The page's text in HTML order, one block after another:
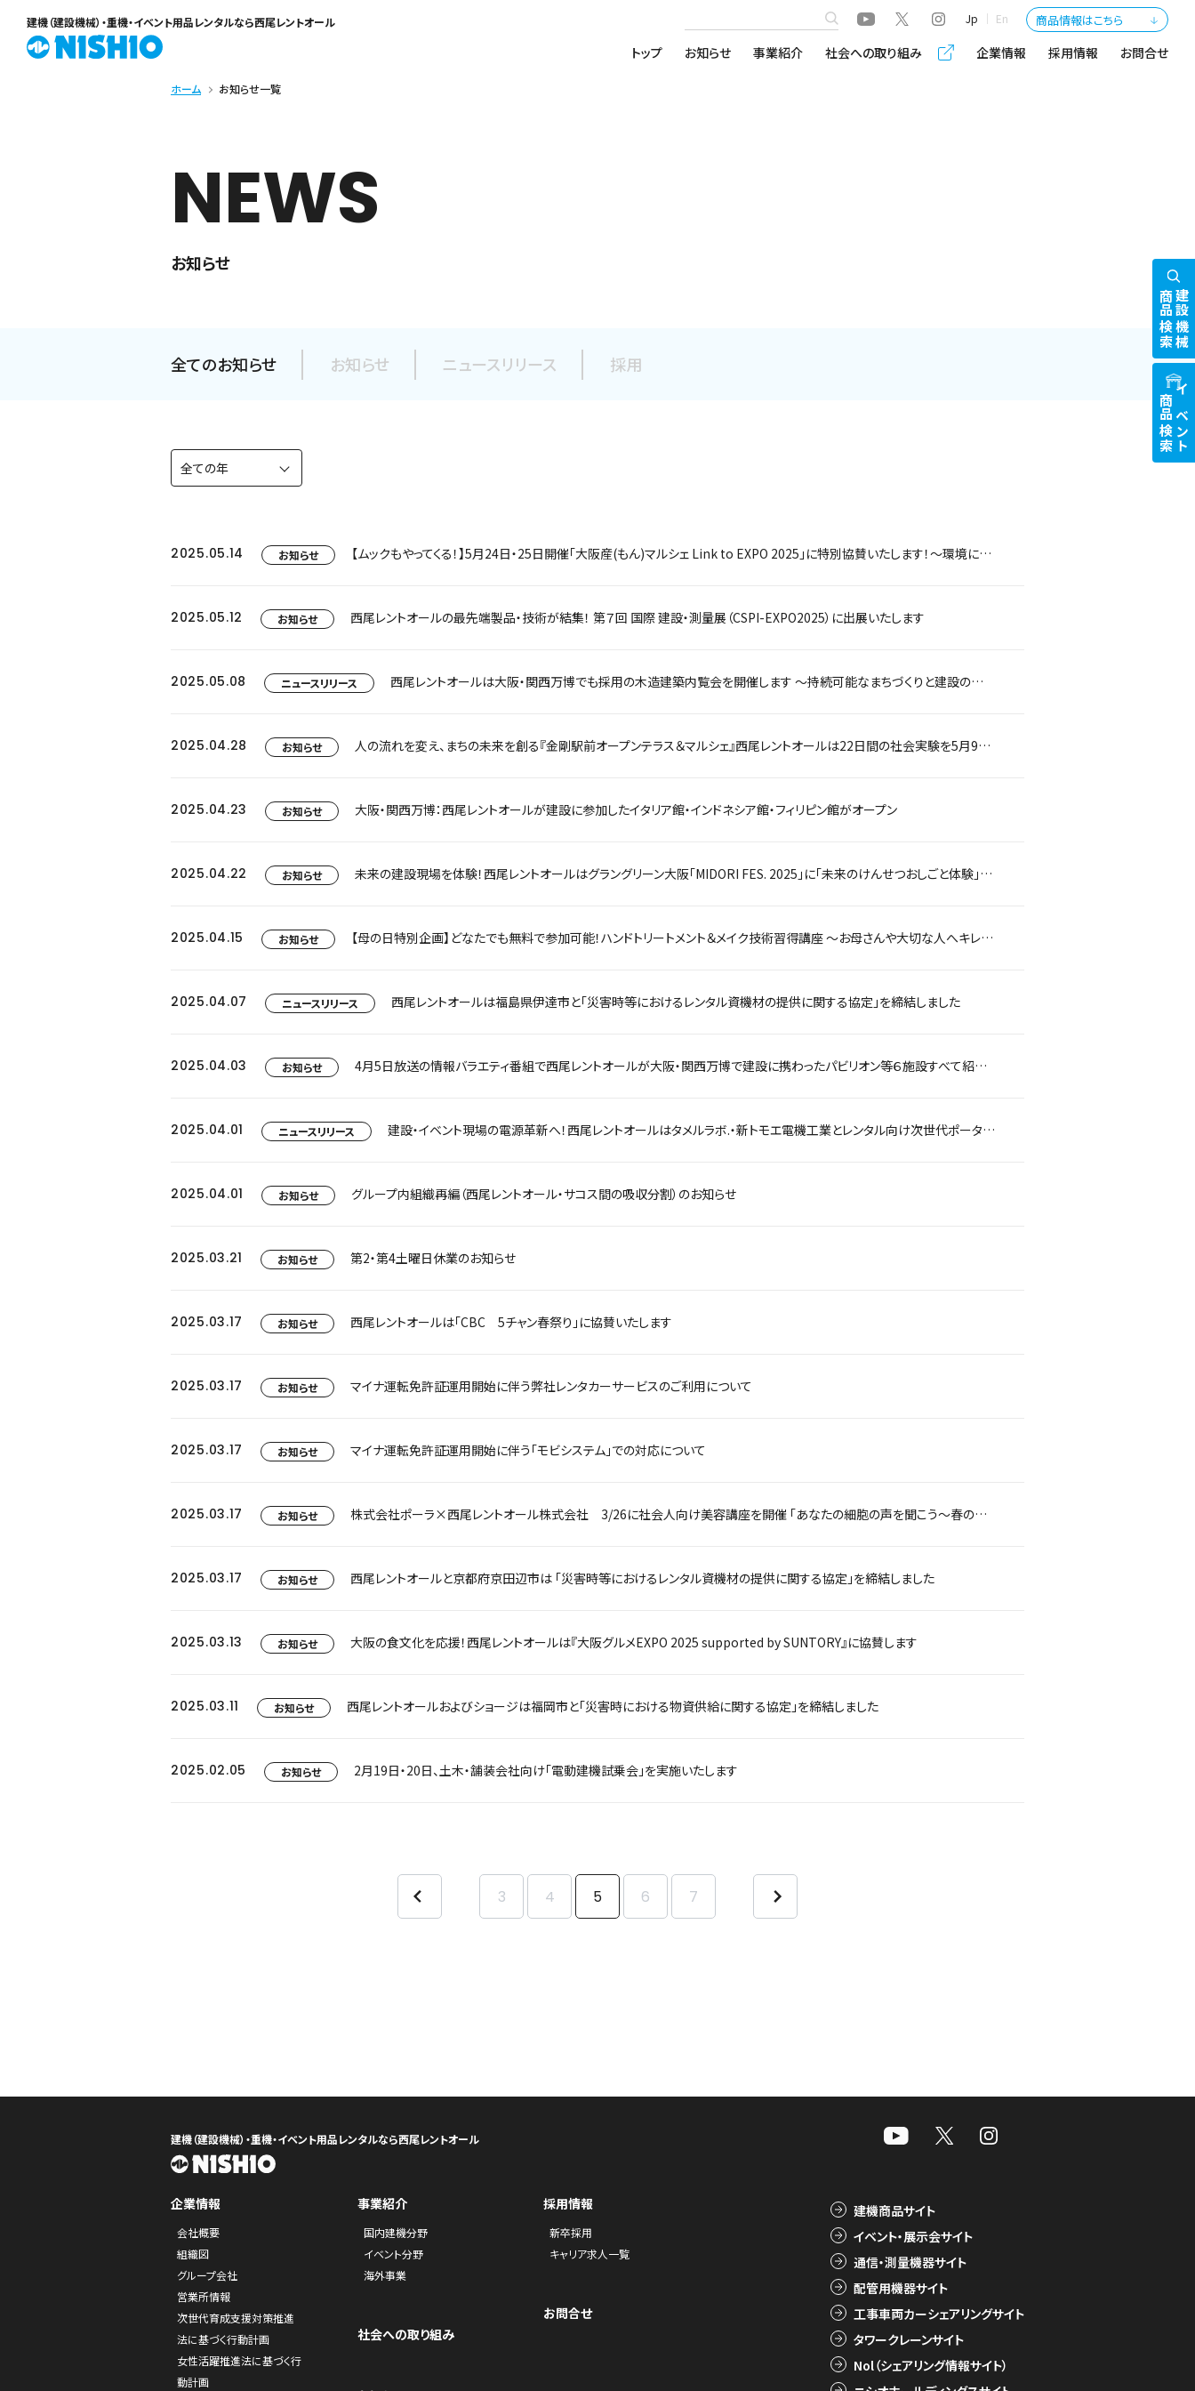
建機（建設機械）・重機・イベント用品レンタルなら西尾レントオール Jp En 商品情報はこちら
トップ お知らせ 事業紹介 社会への取り組み 企業情報 採用情報 お問合せ
ホーム お知らせ一覧
NEWS
お知らせ
全てのお知らせ お知らせ ニュースリリース 採用
2025.05.14 お知らせ 【ムックもやってくる！】5月24日・25日開催「大阪産(もん)マルシェ Link to EXPO 2025」に特別協賛いたします！～環境にやさしい大阪産(もん)を食べて・買って・体験して盛り上げよう！！～
2025.05.12 お知らせ 西尾レントオールの最先端製品・技術が結集！ 第７回 国際 建設・測量展（CSPI-EXPO2025）に出展いたします
2025.05.08 ニュースリリース 西尾レントオールは大阪・関西万博でも採用の木造建築内覧会を開催します ～持続可能なまちづくりと建設の未来へ、木造×防災×環境ソリューションを提案～
2025.04.28 お知らせ 人の流れを変え、まちの未来を創る『金剛駅前オープンテラス＆マルシェ』西尾レントオールは22日間の社会実験を5月9日より開始します ～あなたの声で変わる駅前空間～
2025.04.23 お知らせ 大阪・関西万博：西尾レントオールが建設に参加したイタリア館・インドネシア館・フィリピン館がオープン
2025.04.22 お知らせ 未来の建設現場を体験！西尾レントオールはグラングリーン大阪「MIDORI FES. 2025」に「未来のけんせつおしごと体験」ブースを出展します ～乗って！撮って！楽しもう！ 電動建機やロボットに触れるチャンス～
2025.04.15 お知らせ 【母の日特別企画】どなたでも無料で参加可能！ハンドトリートメント＆メイク技術習得講座 ～お母さんや大切な人へキレイと癒しプレゼント～
2025.04.07 ニュースリリース 西尾レントオールは福島県伊達市と「災害時等におけるレンタル資機材の提供に関する協定」を締結しました
2025.04.03 お知らせ 4月5日放送の情報バラエティ番組で西尾レントオールが大阪・関西万博で建設に携わったパビリオン等６施設すべて紹介されます
2025.04.01 ニュースリリース 建設・イベント現場の電源革新へ！西尾レントオールはタメルラボ.・新トモエ電機工業とレンタル向け次世代ポータブル蓄電池を共同開発しました
2025.04.01 お知らせ グループ内組織再編（西尾レントオール・サコス間の吸収分割）のお知らせ
2025.03.21 お知らせ 第2・第4土曜日休業のお知らせ
2025.03.17 お知らせ 西尾レントオールは「CBC 5チャン春祭り」に協賛いたします
2025.03.17 お知らせ マイナ運転免許証運用開始に伴う弊社レンタカーサービスのご利用について
2025.03.17 お知らせ マイナ運転免許証運用開始に伴う「モビシステム」での対応について
2025.03.17 お知らせ 株式会社ポーラ×西尾レントオール株式会社 3/26に社会人向け美容講座を開催 「あなたの細胞の声を聞こう～春の美肌基礎講座：忙しい社会人の日々に取り入れる楽しいケア～」＠R&D国際交流センター
2025.03.17 お知らせ 西尾レントオールと京都府京田辺市は 「災害時等におけるレンタル資機材の提供に関する協定」を締結しました
2025.03.13 お知らせ 大阪の食文化を応援！西尾レントオールは『大阪グルメEXPO 2025 supported by SUNTORY』に協賛します
2025.03.11 お知らせ 西尾レントオールおよびショージは福岡市と「災害時における物資供給に関する協定」を締結しました
2025.02.05 お知らせ 2月19日・20日、土木・舗装会社向け「電動建機試乗会」を実施いたします
3 4 5 6 7
建設機械
商品検索
イベント
商品検索
建機（建設機械）・重機・イベント用品レンタルなら西尾レントオール
企業情報
会社概要
組織図
グループ会社
営業所情報
次世代育成支援対策推進
法に基づく行動計画
女性活躍推進法に基づく行
動計画
事業紹介
国内建機分野
イベント分野
海外事業
社会への取り組み
採用情報
新卒採用
キャリア求人一覧
お問合せ
建機商品サイト
イベント・展示会サイト
通信・測量機器サイト
配管用機器サイト
工事車両カーシェアリングサイト
タワークレーンサイト
Nol（シェアリング情報サイト）